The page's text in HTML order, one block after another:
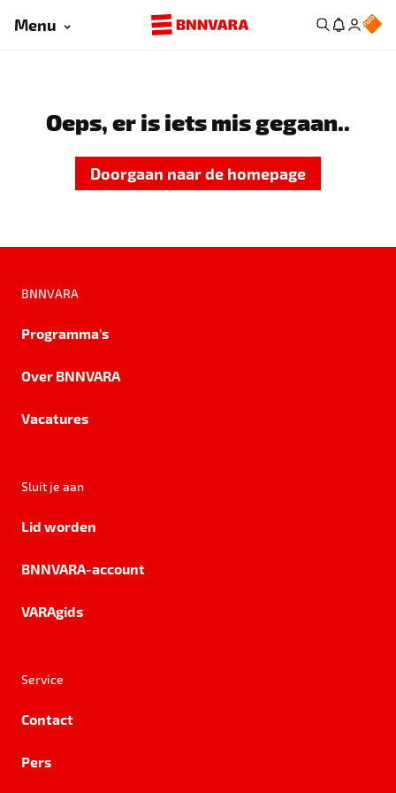
Menu
Oeps, er is iets mis gegaan..
Doorgaan naar de homepage
BNNVARA
Programma's
Over BNNVARA
Vacatures
Sluit je aan
Lid worden
BNNVARA-account
VARAgids
Service
Contact
Pers